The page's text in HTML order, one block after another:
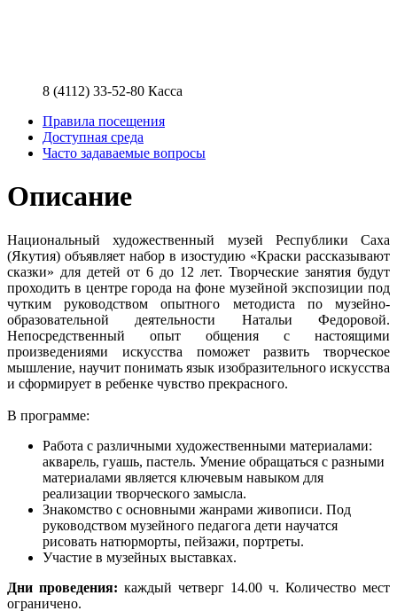
8 (4112) 33-52-80 Касса
Правила посещения
Доступная среда
Часто задаваемые вопросы
Описание
Национальный художественный музей Республики Саха
(Якутия) объявляет набор в изостудию «Краски рассказывают
сказки» для детей от 6 до 12 лет. Творческие занятия будут
проходить в центре города на фоне музейной экспозиции под
чутким руководством опытного методиста по музейно-
образовательной деятельности Натальи Федоровой.
Непосредственный опыт общения с настоящими
произведениями искусства поможет развить творческое
мышление, научит понимать язык изобразительного искусства
и сформирует в ребенке чувство прекрасного.
В программе:
Работа с различными художественными материалами:
акварель, гуашь, пастель. Умение обращаться с разными
материалами является ключевым навыком для
реализации творческого замысла.
Знакомство с основными жанрами живописи. Под
руководством музейного педагога дети научатся
рисовать натюрморты, пейзажи, портреты.
Участие в музейных выставках.
Дни проведения: каждый четверг 14.00 ч. Количество мест
ограничено.